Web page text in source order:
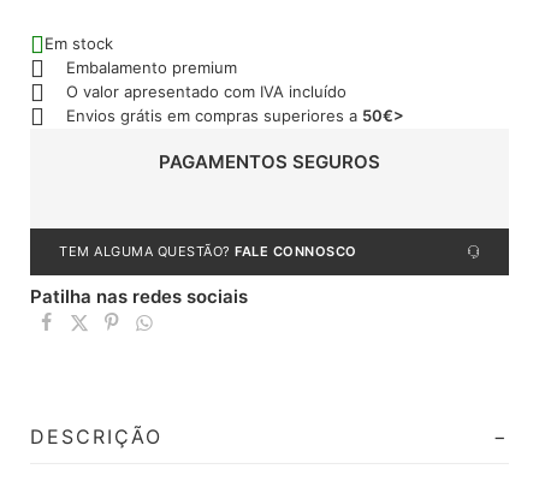
Em stock
Embalamento premium
O valor apresentado com IVA incluído
Envios grátis em compras superiores a 50€>
PAGAMENTOS SEGUROS
TEM ALGUMA QUESTÃO? FALE CONNOSCO
Patilha nas redes sociais
DESCRIÇÃO